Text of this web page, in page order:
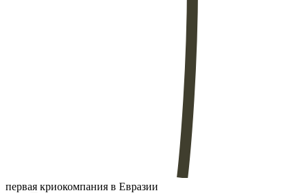
первая криокомпания в Евразии